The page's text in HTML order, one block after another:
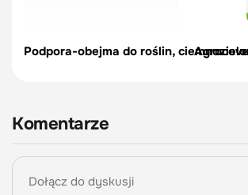
Podpora-obejma do roślin,
Komentarze